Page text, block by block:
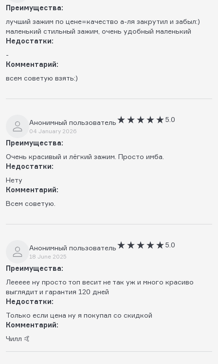
Преимущества:
лучший зажим по цене=качество а-ля закрутил и забыл:)
маленький стильный зажим, очень удобный маленький
Недостатки:
-
Комментарий:
всем советую взять:)
Анонимный пользователь
04 January 2026
5.0
Преимущества:
Очень красивый и лёгкий зажим. Просто имба.
Недостатки:
Нету
Комментарий:
Всем советую.
Анонимный пользователь
18 June 2025
5.0
Преимущества:
Леееее ну просто топ весит не так уж и много красиво
выглядит и гарантия 120 дней
Недостатки:
Только если цена ну я покупал со скидкой
Комментарий:
Чилл 🤙